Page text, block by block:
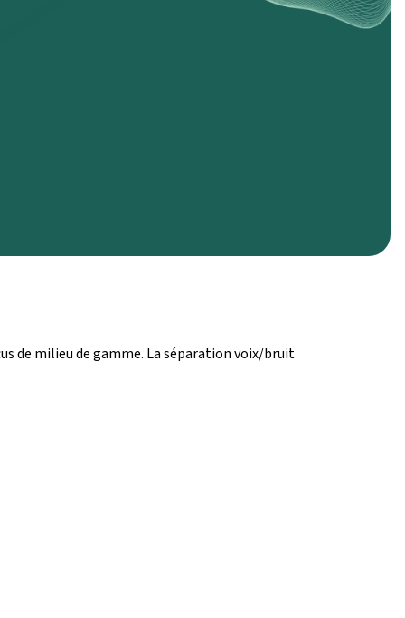
de milieu de gamme. La séparation voix/bruit